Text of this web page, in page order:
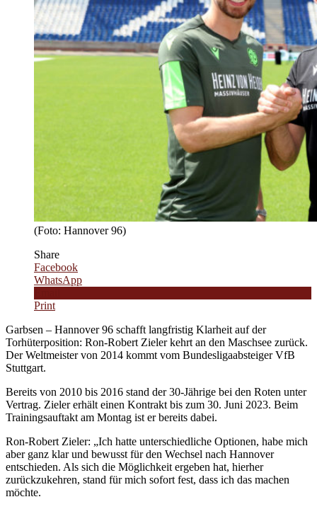
(Foto: Hannover 96)
Share
Facebook
WhatsApp
Print
Garbsen – Hannover 96 schafft langfristig Klarheit auf der
Torhüterposition: Ron-Robert Zieler kehrt an den Maschsee zurück.
Der Weltmeister von 2014 kommt vom Bundesligaabsteiger VfB
Stuttgart.
Bereits von 2010 bis 2016 stand der 30-Jährige bei den Roten unter
Vertrag. Zieler erhält einen Kontrakt bis zum 30. Juni 2023. Beim
Trainingsauftakt am Montag ist er bereits dabei.
Ron-Robert Zieler: „Ich hatte unterschiedliche Optionen, habe mich
aber ganz klar und bewusst für den Wechsel nach Hannover
entschieden. Als sich die Möglichkeit ergeben hat, hierher
zurückzukehren, stand für mich sofort fest, dass ich das machen
möchte.